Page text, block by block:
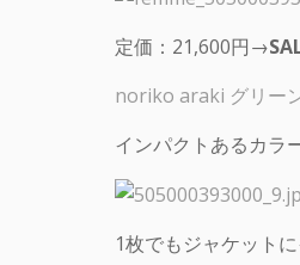
定価：21,600円→
noriko araki グリー
インパクトあるカラ
1枚でもジャケット